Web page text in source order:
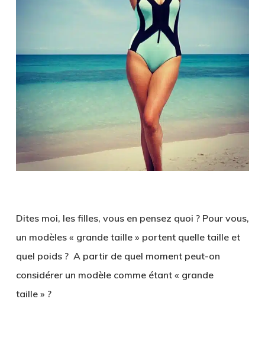
Dites moi, les filles, vous en pensez quoi ? Pour vous,
un modèles « grande taille » portent quelle taille et
quel poids ? A partir de quel moment peut-on
considérer un modèle comme étant « grande
taille » ?